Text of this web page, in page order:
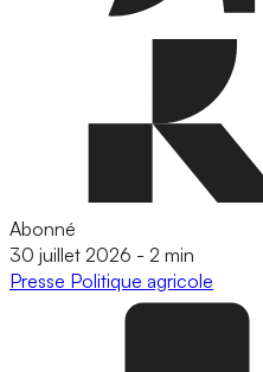
Abonné
30 juillet 2026 - 2 min
Presse Politique agricole